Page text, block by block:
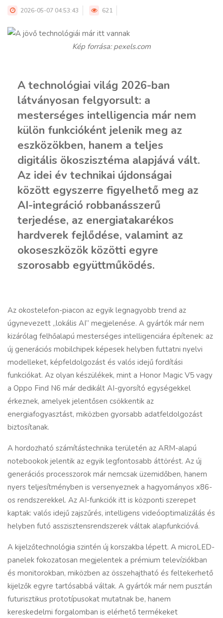
2026-05-07 04:53:43 621
Kép forrása: pexels.com
A technológiai világ 2026-ban
látványosan felgyorsult: a
mesterséges intelligencia már nem
külön funkcióként jelenik meg az
eszközökben, hanem a teljes
digitális ökoszisztéma alapjává vált.
Az idei év technikai újdonságai
között egyszerre figyelhető meg az
AI-integráció robbanásszerű
terjedése, az energiatakarékos
hardverek fejlődése, valamint az
okoseszközök közötti egyre
szorosabb együttműködés.
Az okostelefon-piacon az egyik legnagyobb trend az
úgynevezett „lokális AI” megjelenése. A gyártók már nem
kizárólag felhőalapú mesterséges intelligenciára építenek: az
új generációs mobilchipek képesek helyben futtatni nyelvi
modelleket, képfeldolgozást és valós idejű fordítási
funkciókat. Az olyan készülékek, mint a Honor Magic V5 vagy
a Oppo Find N6 már dedikált AI-gyorsító egységekkel
érkeznek, amelyek jelentősen csökkentik az
energiafogyasztást, miközben gyorsabb adatfeldolgozást
biztosítanak.
A hordozható számítástechnika területén az ARM-alapú
notebookok jelentik az egyik legfontosabb áttörést. Az új
generációs processzorok már nemcsak üzemidőben, hanem
nyers teljesítményben is versenyeznek a hagyományos x86-
os rendszerekkel. Az AI-funkciók itt is központi szerepet
kaptak: valós idejű zajszűrés, intelligens videóoptimalizálás és
helyben futó asszisztensrendszerek váltak alapfunkcióvá.
A kijelzőtechnológia szintén új korszakba lépett. A microLED-
panelek fokozatosan megjelentek a prémium televíziókban
és monitorokban, miközben az összehajtható és feltekerhető
kijelzők egyre tartósabbá váltak. A gyártók már nem pusztán
futurisztikus prototípusokat mutatnak be, hanem
kereskedelmi forgalomban is elérhető termékeket